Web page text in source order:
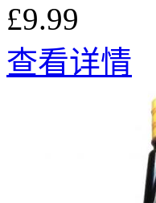
£9.99
查看详情